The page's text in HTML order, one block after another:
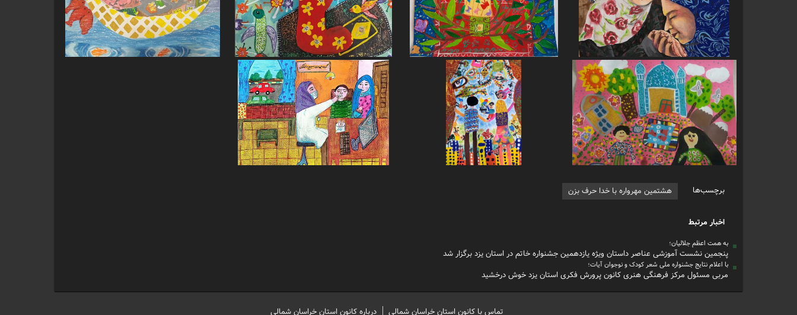
برچسب‌ها هشتمین مهرواره با خدا حرف بزن
اخبار مرتبط
به همت اعظم جلالیان؛
پنجمین نشست آموزشی عناصر داستان ویژه یازدهمین جشنواره خاتم در استان یزد برگزار شد
با اعلام نتایج جشنواره ملی شعر کودک و نوجوان آیات؛
مربی مسئول مرکز فرهنگی هنری کانون پرورش فکری استان یزد خوش درخشید
تماس با کانون استان خراسان شمالی درباره کانون استان خراسان شمالی